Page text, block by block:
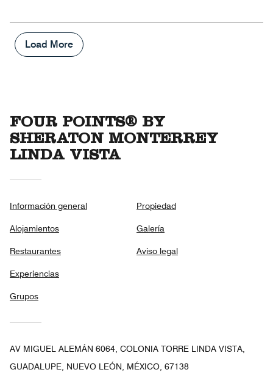
Money,
3
out
Load More
FOUR POINTS® BY
SHERATON MONTERREY
LINDA VISTA
Información general
Alojamientos
Restaurantes
Experiencias
Grupos
Propiedad
Galería
Aviso legal
AV MIGUEL ALEMÁN 6064, COLONIA TORRE LINDA VISTA,
GUADALUPE, NUEVO LEÓN, MÉXICO, 67138